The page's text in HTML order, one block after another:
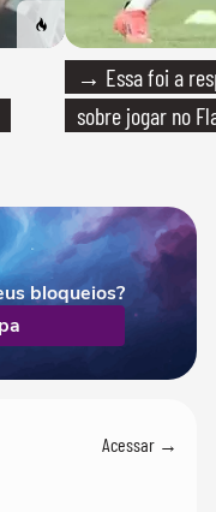
→ Essa foi a
sobre jogar no
bloqueios?
Acessar →